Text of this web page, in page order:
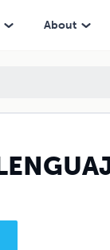
About